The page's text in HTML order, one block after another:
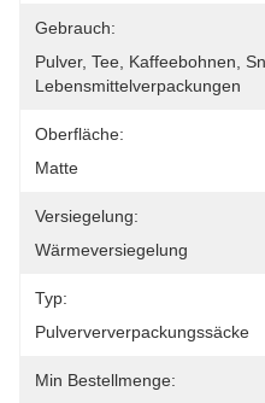
Gebrauch:
Pulver, Tee, Kaffeebohnen,
Lebensmittelverpackungen
Oberfläche:
Matte
Versiegelung:
Wärmeversiegelung
Typ:
Pulverververpackungssäcke
Min Bestellmenge: